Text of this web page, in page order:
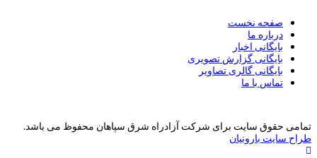
صفحه نخست
درباره ما
بایگانی اخبار
بایگانی گزارش تصویری
بایگانی گالری تصاویر
تماس با ما
تمامی حقوق سایت برای شرکت آزادراه شرق سپاهان محفوظ می باشد.
طراح سایت بارونیان